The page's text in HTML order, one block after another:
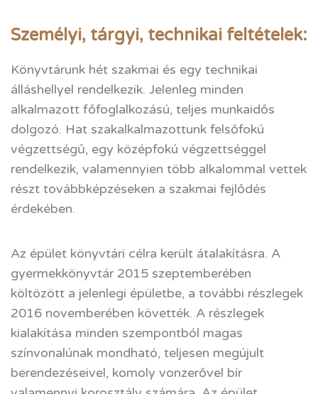
Személyi, tárgyi, technikai feltételek:
Könyvtárunk hét szakmai és egy technikai
álláshellyel rendelkezik. Jelenleg minden
alkalmazott főfoglalkozású, teljes munkaidős
dolgozó. Hat szakalkalmazottunk felsőfokú
végzettségű, egy középfokú végzettséggel
rendelkezik, valamennyien több alkalommal vettek
részt továbbképzéseken a szakmai fejlődés
érdekében.
Az épület könyvtári célra került átalakításra. A
gyermekkönyvtár 2015 szeptemberében
költözött a jelenlegi épületbe, a további részlegek
2016 novemberében követték. A részlegek
kialakítása minden szempontból magas
színvonalúnak mondható, teljesen megújult
berendezéseivel, komoly vonzerővel bír